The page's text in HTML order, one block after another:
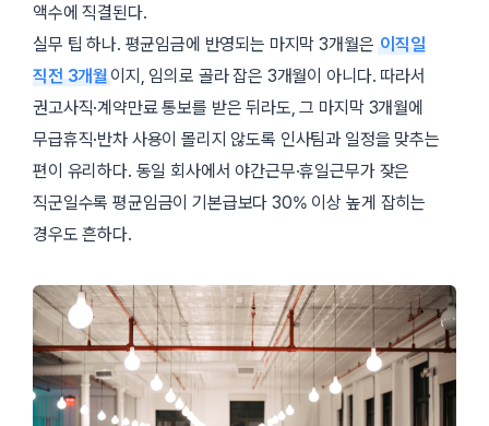
액수에 직결된다.
실무 팁 하나. 평균임금에 반영되는 마지막 3개월은 이직일
직전 3개월 이지, 임의로 골라 잡은 3개월이 아니다. 따라서
권고사직·계약만료 통보를 받은 뒤라도, 그 마지막 3개월에
무급휴직·반차 사용이 몰리지 않도록 인사팀과 일정을 맞추는
편이 유리하다. 동일 회사에서 야간근무·휴일근무가 잦은
직군일수록 평균임금이 기본급보다 30% 이상 높게 잡히는
경우도 흔하다.